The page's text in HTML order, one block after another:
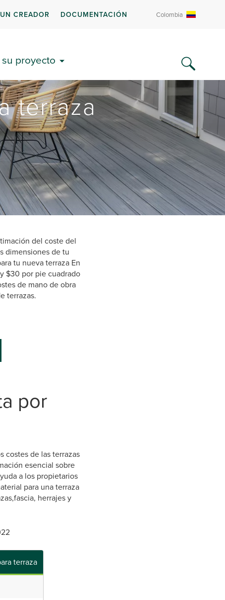
CREADOR DOCUMENTACIÓN Colombia
proyecto
terraza
del coste del
dimensiones de tu
tu nueva terraza En
$30 por pie cuadrado
de mano de obra
terrazas.
por
costes de las terrazas
esencial sobre
a los propietarios
para una terraza
herrajes y
terraza